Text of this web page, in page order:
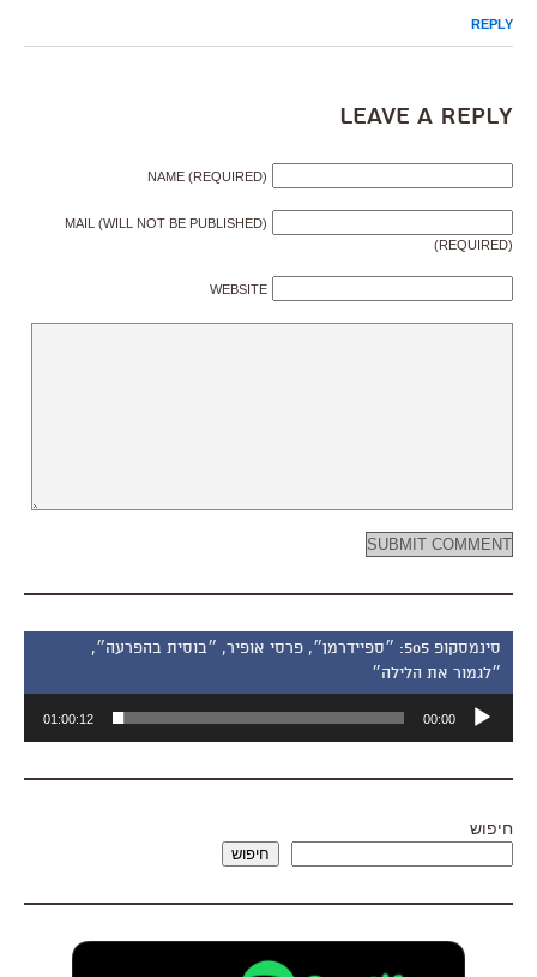
REPLY
Leave a Reply
NAME (REQUIRED)
MAIL (WILL NOT BE PUBLISHED)
(REQUIRED)
WEBSITE
סינמסקופ 505: ״ספיידרמן״, פרסי אופיר, ״בוסית בהפרעה״,
״לגמור את הלילה״
אודיו
00:00
01:00:12
חיפוש
חיפוש